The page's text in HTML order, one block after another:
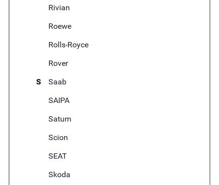
Rivian
Roewe
Rolls-Royce
Rover
S
Saab
SAIPA
Saturn
Scion
SEAT
Skoda